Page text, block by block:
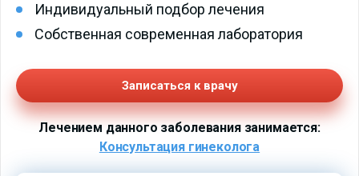
Индивидуальный подбор лечения
Собственная современная лаборатория
Записаться к врачу
Лечением данного заболевания занимается:
Консультация гинеколога